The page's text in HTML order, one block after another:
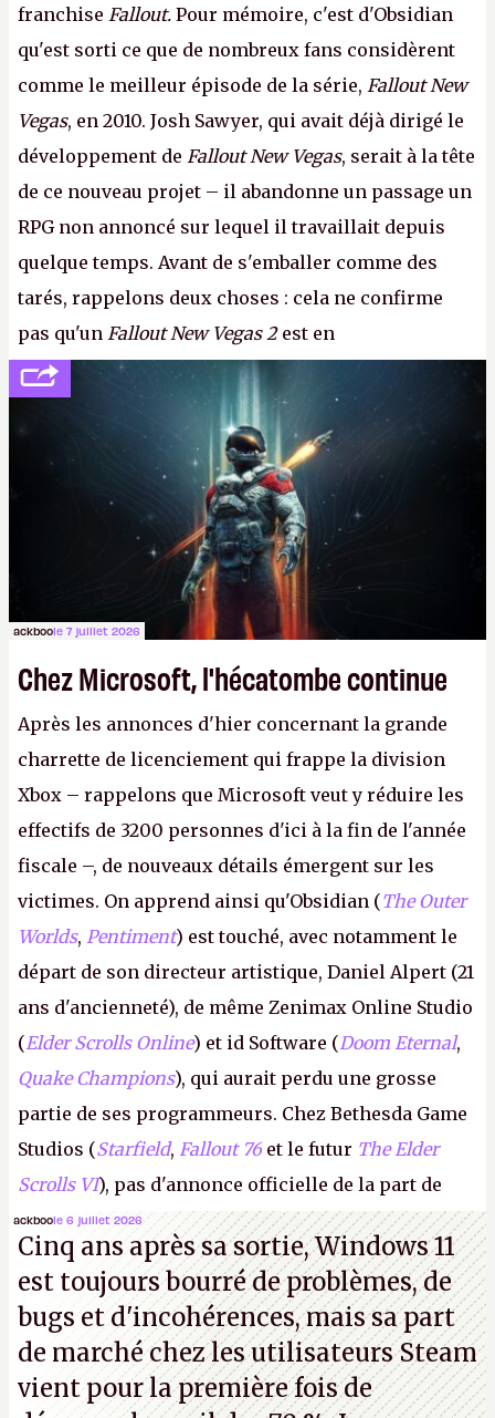
franchise Fallout. Pour mémoire, c'est d'Obsidian
qu'est sorti ce que de nombreux fans considèrent
comme le meilleur épisode de la série, Fallout New
Vegas, en 2010. Josh Sawyer, qui avait déjà dirigé le
développement de Fallout New Vegas, serait à la tête
de ce nouveau projet – il abandonne un passage un
RPG non annoncé sur lequel il travaillait depuis
quelque temps. Avant de s'emballer comme des
tarés, rappelons deux choses : cela ne confirme
pas qu'un Fallout New Vegas 2est en
développement (pour ce que l'on sait, ils bossent
peut-être sur
Fallout Football ou
Fallout vs. Les
Lapins Crétins) et l'Obsidian d'aujourd'hui n'est plus
le même studio qu'il y a 15 ans. Mais bon, OK, on
peut commencer à fantasmer.A.
ackboole 7 juillet 2026
Chez Microsoft, l'hécatombe continue
Après les annonces d'hier concernant la grande
charrette de licenciement qui frappe la division
Xbox – rappelons que Microsoft veut y réduire les
effectifs de 3200 personnes d'ici à la fin de l'année
fiscale –, de nouveaux détails émergent sur les
victimes. On apprend ainsi qu'Obsidian (The Outer
Worlds, Pentiment) est touché, avec notamment le
départ de son directeur artistique, Daniel Alpert (21
ans d'ancienneté), de même Zenimax Online Studio
(Elder Scrolls Online) et id Software (Doom Eternal,
Quake Champions), qui aurait perdu une grosse
partie de ses programmeurs. Chez Bethesda Game
Studios (Starfield, Fallout 76 et le futur The Elder
Scrolls VI), pas d'annonce officielle de la part de
Microsoft, mais le syndicat des employés confirme
de nombreux licenciements.A.
ackboole 6 juillet 2026
Cinq ans après sa sortie, Windows 11
est toujours bourré de problèmes, de
bugs et d'incohérences, mais sa part
de marché chez les utilisateurs Steam
vient pour la première fois de